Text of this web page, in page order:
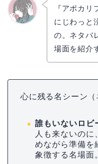
かえで
の。ネタバ
心に残る名シーン